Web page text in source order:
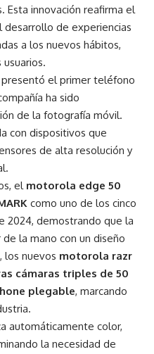
Esta innovación reafirma el
desarrollo de experiencias
a los nuevos hábitos,
el primer teléfono
ha sido
de la fotografía móvil.
con dispositivos que
de alta resolución y
el motorola edge 50
como uno de los cinco
2024, demostrando que la
la mano con un diseño
los nuevos motorola razr
cámaras triples de 50
plegable, marcando
automáticamente color,
la necesidad de